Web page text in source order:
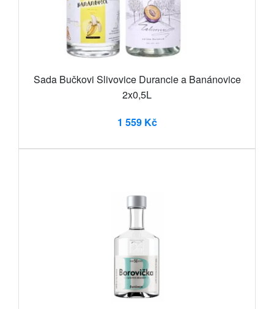
Sada Bučkovi Slivovice Durancie a Banánovice
2x0,5L
1 559 Kč